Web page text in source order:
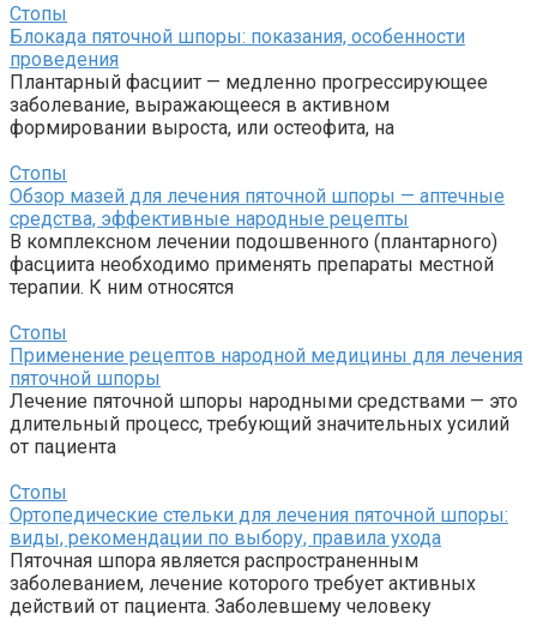
Стопы
Блокада пяточной шпоры: показания, особенности
проведения
Плантарный фасциит — медленно прогрессирующее
заболевание, выражающееся в активном
формировании выроста, или остеофита, на
Стопы
Обзор мазей для лечения пяточной шпоры — аптечные
средства, эффективные народные рецепты
В комплексном лечении подошвенного (плантарного)
фасциита необходимо применять препараты местной
терапии. К ним относятся
Стопы
Применение рецептов народной медицины для лечения
пяточной шпоры
Лечение пяточной шпоры народными средствами — это
длительный процесс, требующий значительных усилий
от пациента
Стопы
Ортопедические стельки для лечения пяточной шпоры:
виды, рекомендации по выбору, правила ухода
Пяточная шпора является распространенным
заболеванием, лечение которого требует активных
действий от пациента. Заболевшему человеку